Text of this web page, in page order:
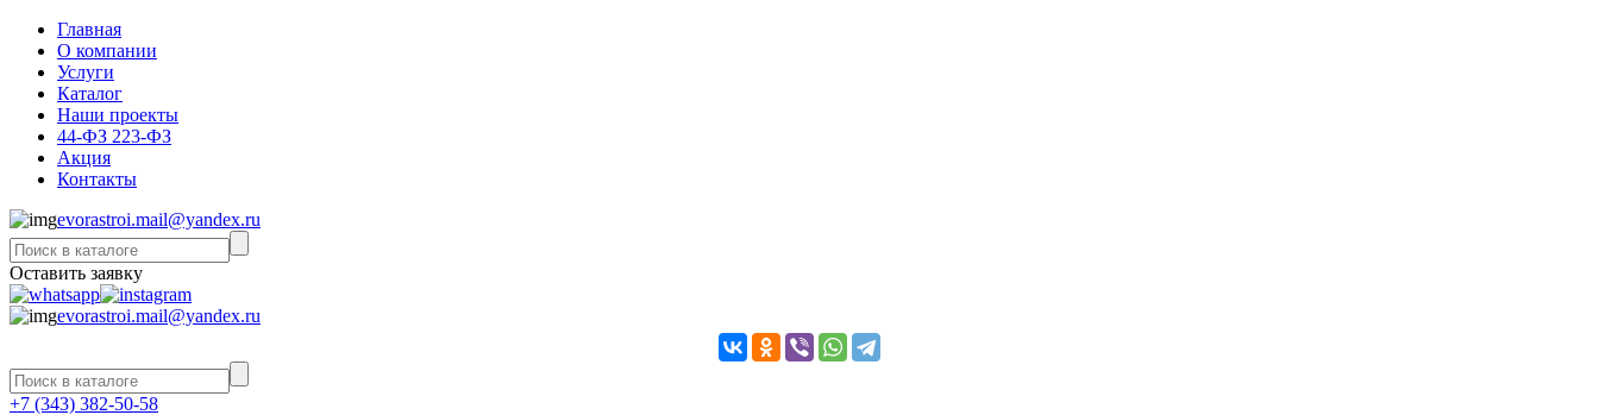
Главная
О компании
Услуги
Каталог
Наши проекты
44-ФЗ 223-ФЗ
Акция
Контакты
evorastroi.mail@yandex.ru
Оставить заявку
evorastroi.mail@yandex.ru
+7 (343) 382-50-58